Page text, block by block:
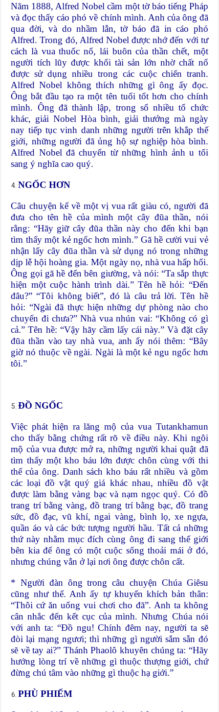
Năm 1888, Alfred Nobel cầm một tờ báo tiếng Pháp
và đọc thấy cáo phó về chính mình. Anh của ông đã
qua đời, và do nhầm lẫn, tờ báo đã in cáo phó
Alfred. Trong đó, Alfred Nobel được nhớ đến với tư
cách là vua thuốc nổ, lái buôn của thần chết, một
người tích lũy được khối tài sản lớn nhờ chất nổ
được sử dụng nhiều trong các cuộc chiến tranh.
Alfred Nobel không thích những gì ông ấy đọc.
Ông bắt đầu tạo ra một tên tuổi tốt hơn cho chính
mình. Ông đã thành lập, trong số nhiều tổ chức
khác, giải Nobel Hòa bình, giải thưởng mà ngày
nay tiếp tục vinh danh những người trên khắp thế
giới, những người đã ủng hộ sự nghiệp hòa bình.
Alfred Nobel đã chuyển từ những hình ảnh u tối
sang ý nghĩa cao quý.
NGỐC HƠN
Câu chuyện kể về một vị vua rất giàu có, người đã
đưa cho tên hề của mình một cây đũa thần, nói
rằng: “Hãy giữ cây đũa thần này cho đến khi bạn
tìm thấy một kẻ ngốc hơn mình.” Gã hề cười vui vẻ
nhận lấy cây đũa thần và sử dụng nó trong những
dịp lễ hội hoàng gia. Một ngày nọ, nhà vua hấp hối.
Ông gọi gã hề đến bên giường, và nói: “Ta sắp thực
hiện một cuộc hành trình dài.” Tên hề hỏi: “Đến
đâu?” “Tôi không biết”, đó là câu trả lời. Tên hề
hỏi: “Ngài đã thực hiện những dự phòng nào cho
chuyến đi chưa?” Nhà vua nhún vai: “Không có gì
cả.” Tên hề: “Vậy hãy cầm lấy cái này.” Và đặt cây
đũa thần vào tay nhà vua, anh ấy nói thêm: “Bây
giờ nó thuộc về ngài. Ngài là một kẻ ngu ngốc hơn
tôi.”
ĐỒ NGỐC
Việc phát hiện ra lăng mộ của vua Tutankhamun
cho thấy bằng chứng rất rõ về điều này. Khi ngôi
mộ của vua được mở ra, những người khai quật đã
tìm thấy một kho báu lớn được chôn cùng với thi
thể của ông. Danh sách kho báu rất nhiều và gồm
các loại đồ vật quý giá khác nhau, nhiều đồ vật
được làm bằng vàng bạc và nạm ngọc quý. Có đồ
trang trí bằng vàng, đồ trang trí bằng bạc, đồ trang
sức, đồ đạc, vũ khí, ngai vàng, bình lọ, xe ngựa,
quần áo và các bức tượng người hầu. Tất cả những
thứ này nhằm mục đích cùng ông đi sang thế giới
bên kia để ông có một cuộc sống thoải mái ở đó,
nhưng chúng vẫn ở lại nơi ông được chôn cất.
* Người đàn ông trong câu chuyện Chúa Giêsu
cũng như thế. Anh ấy tự khuyến khích bản thân:
“Thôi cứ ăn uống vui chơi cho đã”. Anh ta không
cân nhắc đến kết cục của mình. Nhưng Chúa nói
với anh ta: “Đồ ngu! Chính đêm nay, người ta sẽ
đòi lại mạng ngươi; thì những gì người sắm sẵn đó
sẽ về tay ai?” Thánh Phaolô khuyên chúng ta: “Hãy
hướng lòng trí về những gì thuộc thượng giới, chứ
đừng chú tâm vào những gì thuộc hạ giới.”
PHÙ PHIẾM